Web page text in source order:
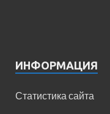
ИНФОРМАЦИЯ
Статистика сайта